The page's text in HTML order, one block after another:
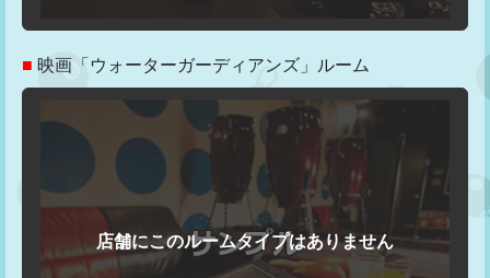
■ 映画「ウォーターガーディアンズ」ルーム